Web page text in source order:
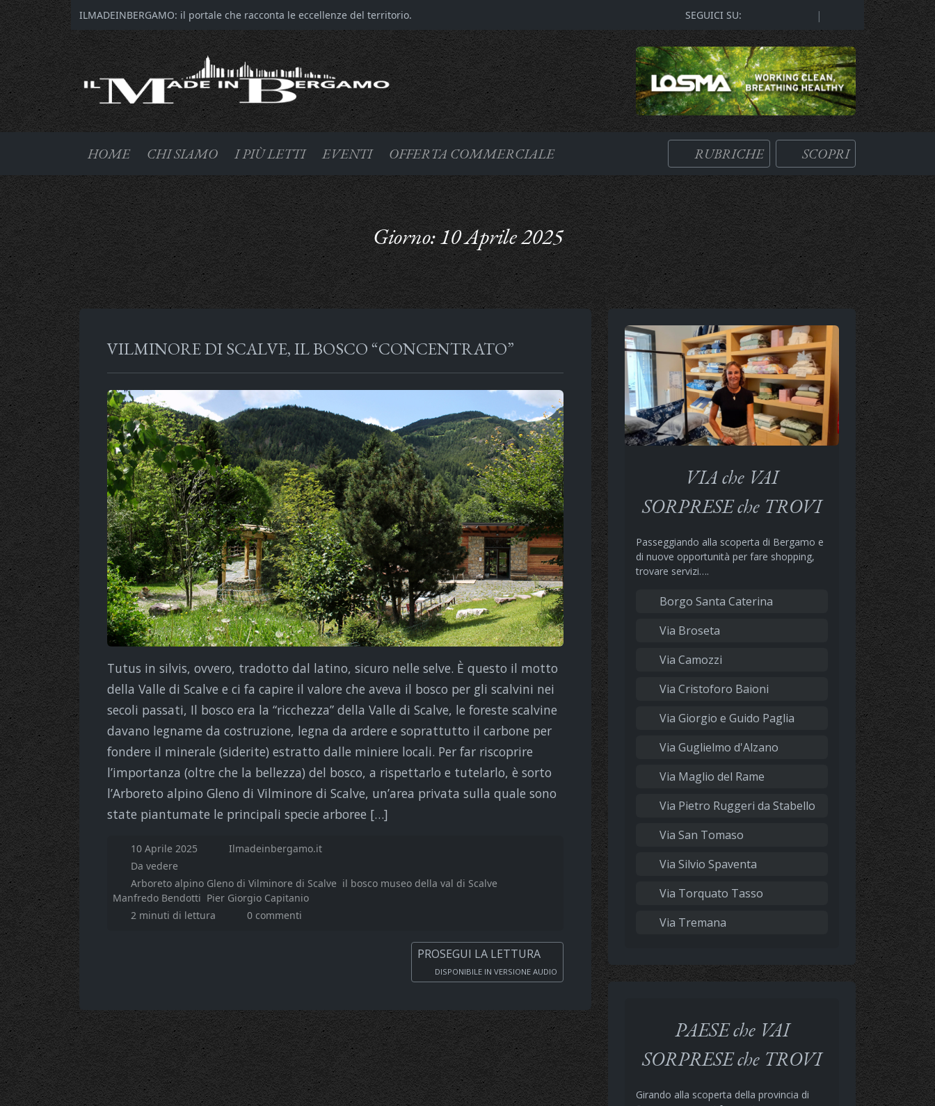
ILMADEINBERGAMO: il portale che racconta le eccellenze del territorio. SEGUICI SU: |
HOME CHI SIAMO I PIÙ LETTI EVENTI OFFERTA COMMERCIALE RUBRICHE SCOPRI
Giorno:10 Aprile 2025
VILMINORE DI SCALVE, IL BOSCO “CONCENTRATO”
Tutus in silvis, ovvero, tradotto dal latino, sicuro nelle selve. È questo il motto
della Valle di Scalve e ci fa capire il valore che aveva il bosco per gli scalvini nei
secoli passati, Il bosco era la “ricchezza” della Valle di Scalve, le foreste scalvine
davano legname da costruzione, legna da ardere e soprattutto il carbone per
fondere il minerale (siderite) estratto dalle miniere locali. Per far riscoprire
l’importanza (oltre che la bellezza) del bosco, a rispettarlo e tutelarlo, è sorto
l’Arboreto alpino Gleno di Vilminore di Scalve, un’area privata sulla quale sono
state piantumate le principali specie arboree […]
10 Aprile 2025
Ilmadeinbergamo.it
Da vedere
Arboreto alpino Gleno di Vilminore di Scalve il bosco museo della val di Scalve
Manfredo Bendotti Pier Giorgio Capitanio
2 minuti di lettura
0 commenti
PROSEGUI LA LETTURA
DISPONIBILE IN VERSIONE AUDIO
VIA che VAI
SORPRESE che TROVI
Passeggiando alla scoperta di Bergamo e
di nuove opportunità per fare shopping,
trovare servizi….
Borgo Santa Caterina
Via Broseta
Via Camozzi
Via Cristoforo Baioni
Via Giorgio e Guido Paglia
Via Guglielmo d'Alzano
Via Maglio del Rame
Via Pietro Ruggeri da Stabello
Via San Tomaso
Via Silvio Spaventa
Via Torquato Tasso
Via Tremana
PAESE che VAI
SORPRESE che TROVI
Girando alla scoperta della provincia di